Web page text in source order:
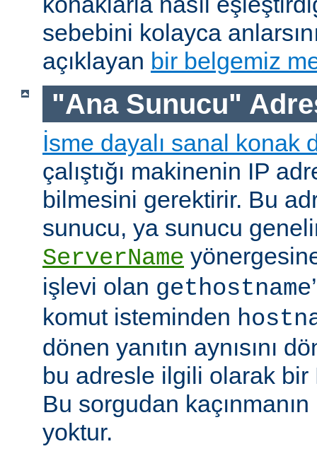
sebebini kolayca
açıklayan bir belgemiz
"Ana Sunucu"
İsme dayalı sanal konak
çalıştığı makinenin IP
bilmesini gerektirir. Bu
sunucu, ya sunucu
ServerName
işlevi olan gethostname
komut isteminden
dönen yanıtın aynısını
bu adresle ilgili olarak
Bu sorgudan
yoktur.